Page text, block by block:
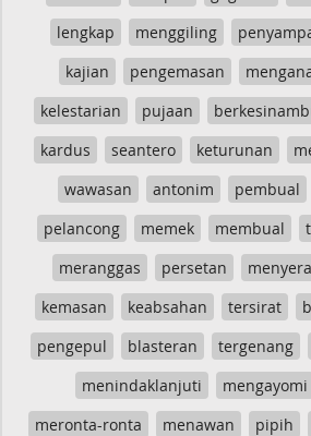
lengkap
menggiling
kajian
pengemasan
kelestarian
pujaan
kardus
seantero keturunan
wawasan
antonim pembual
pelancong
memek membual
meranggas
persetan
kemasan
keabsahan tersirat
pengepul
blasteran tergenang
menindaklanjuti
mengayomi
meronta-ronta
menawan pipih